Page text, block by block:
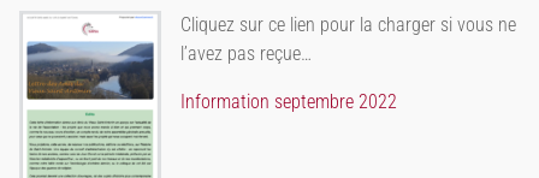
Cliquez sur ce lien pour la charger si vous ne
l’avez pas reçue…
Information septembre 2022